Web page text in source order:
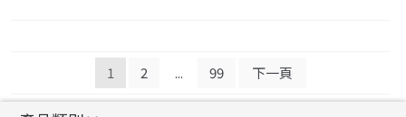
章
1 2 ... 99 下一頁